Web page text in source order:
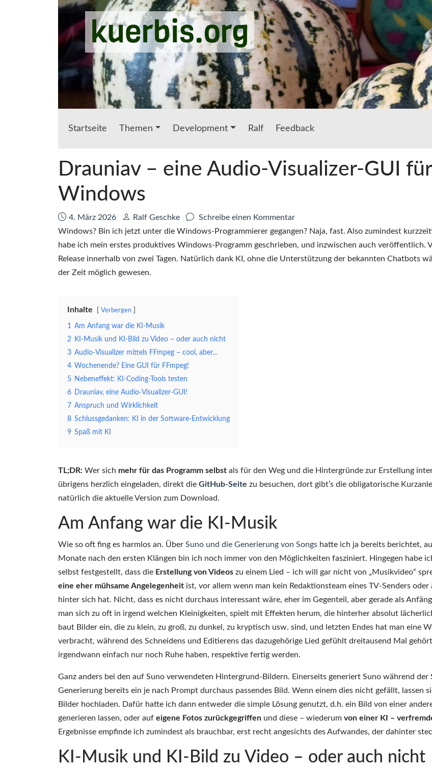
Zum Hauptinhalt springenkuerbis.org
Startseite Themen Development Ralf Feedback
Drauniav – eine Audio-Visualizer-GUI für
Windows
Datum:
4. März 2026 Autor:
Ralf Geschke Schreibe einen Kommentarzu
Drauniav
–
eine
Windows? Bin ich jetzt unter die Windows-Programmierer gegangen? Naja, fast. Also zumindest
habe ich mein erstes produktives Windows-Programm geschrieben, und inzwischen auch veröffentlich.
Release innerhalb von zwei Tagen. Natürlich dank KI, ohne die Unterstützung der bekannten Chatbots
der Zeit möglich gewesen.
Inhalte Verbergen
1 Am Anfang war die KI-Musik
2 KI-Musik und KI-Bild zu Video – oder auch nicht
3 Audio-Visualizer mittels FFmpeg – cool, aber…
4 Wochenende? Eine GUI für FFmpeg!
5 Nebeneffekt: KI-Coding-Tools testen
6 Drauniav, eine Audio-Visualizer-GUI!
7 Anspruch und Wirklichkeit
8 Schlussgedanken: KI in der Software-Entwicklung
9 Spaß mit KI
TL;DR: Wer sich mehr für das Programm selbst als für den Weg und die Hintergründe zur Erstellung
übrigens herzlich eingeladen, direkt die GitHub-Seite zu besuchen, dort gibt’s die obligatorische
natürlich die aktuelle Version zum Download.
Am Anfang war die KI-Musik
Wie so oft fing es harmlos an. Über Suno und die Generierung von Songs hatte ich ja bereits berichtet,
Monate nach den ersten Klängen bin ich noch immer von den Möglichkeiten fasziniert. Hingegen habe
selbst festgestellt, dass die Erstellung von Videos zu einem Lied – ich will gar nicht von „Musikvideo“
eine eher mühsame Angelegenheit ist, vor allem wenn man kein Redaktionsteam eines TV-Senders oder
hinter sich hat. Nicht, dass es nicht durchaus interessant wäre, eher im Gegenteil, aber gerade als
man sich zu oft in irgend welchen Kleinigkeiten, spielt mit Effekten herum, die hinterher absolut
baut Bilder ein, die zu klein, zu groß, zu dunkel, zu kryptisch usw. sind, und letzten Endes hat man eine
verbracht, während des Schneidens und Editierens das dazugehörige Lied gefühlt dreitausend Mal
irgendwann einfach nur noch Ruhe haben, respektive fertig werden.
Ganz anders bei den auf Suno verwendeten Hintergrund-Bildern. Einerseits generiert Suno während der
Generierung bereits ein je nach Prompt durchaus passendes Bild. Wenn einem dies nicht gefällt, lassen
Bilder hochladen. Dafür hatte ich dann entweder die simple Lösung genutzt, d.h. ein Bild von einer
generieren lassen, oder auf eigene Fotos zurückgegriffen und diese – wiederum von einer KI –
Ergebnisse empfinde ich zumindest als brauchbar, erst recht angesichts des Aufwandes, der dahinter
KI-Musik und KI-Bild zu Video – oder auch nicht